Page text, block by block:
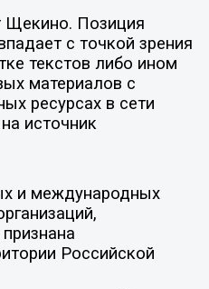
Позиция
с точкой зрения
текстов либо ином
материалов с
ресурсах в сети
источник
и международных
Российской